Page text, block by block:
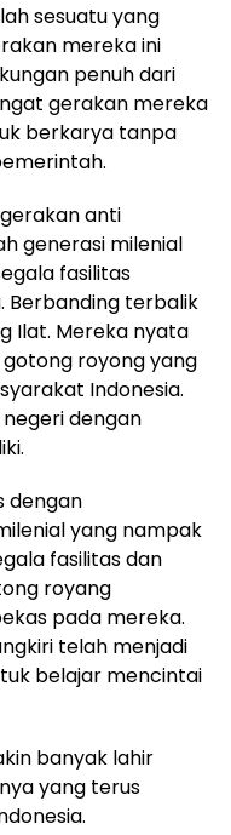
sesuatu yang
mereka ini
penuh dari
gerakan mereka
berkarya tanpa
anti
generasi milenial
fasilitas
Berbanding terbalik
Ilat. Mereka nyata
royong yang
Indonesia.
dengan
dengan
yang nampak
fasilitas dan
royang
pada mereka.
telah menjadi
belajar mencintai
banyak lahir
yang terus